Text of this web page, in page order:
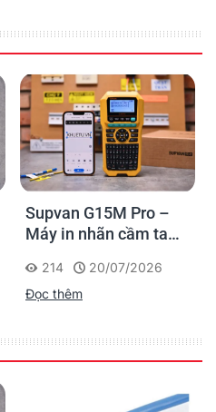
Supvan G15M Pro –
Máy in nhãn cầm tay
dấu một lần, tra cứu
trọn đời công trình
214
20/07/2026
Đọc thêm